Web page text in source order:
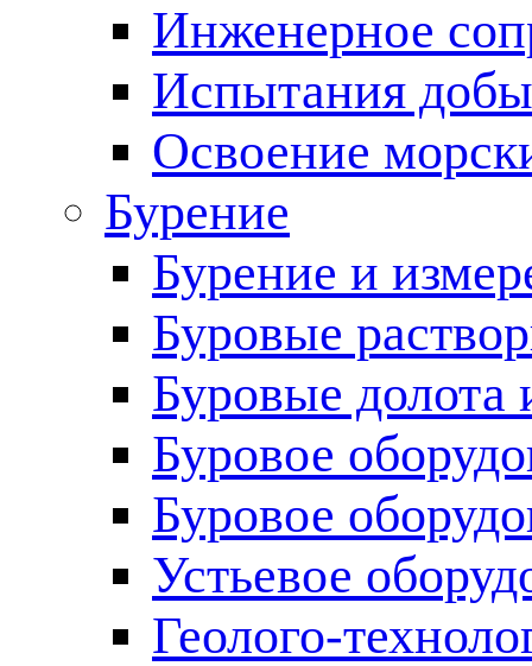
Инженерное
Испытания
Освоение
Бурение
Бурение и
Буровые
Буровые долота
Буровое
Буровое
Устьевое
Геолого-